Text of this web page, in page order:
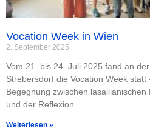
Vocation Week in Wien
2. September 2025
Vom 21. bis 24. Juli 2025 fand an
Strebersdorf die Vocation Week
Begegnung zwischen
und der Reflexion
Weiterlesen »